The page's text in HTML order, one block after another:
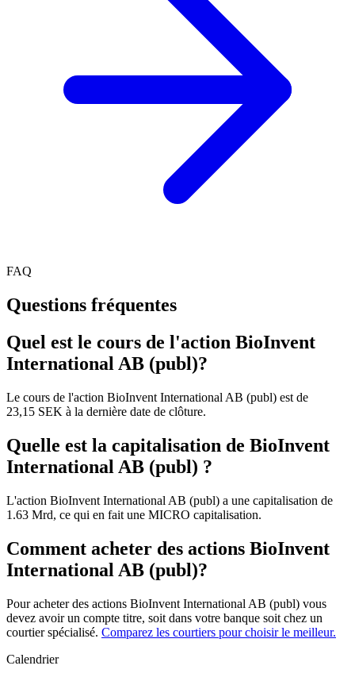
FAQ
Questions fréquentes
Quel est le cours de l'action BioInvent
International AB (publ)?
Le cours de l'action BioInvent International AB (publ) est de
23,15 SEK à la dernière date de clôture.
Quelle est la capitalisation de BioInvent
International AB (publ) ?
L'action BioInvent International AB (publ) a une capitalisation de
1.63 Mrd, ce qui en fait une MICRO capitalisation.
Comment acheter des actions BioInvent
International AB (publ)?
Pour acheter des actions BioInvent International AB (publ) vous
devez avoir un compte titre, soit dans votre banque soit chez un
courtier spécialisé. Comparez les courtiers pour choisir le meilleur.
Calendrier